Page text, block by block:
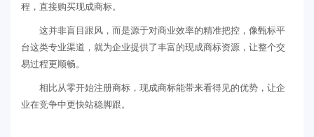
程，直接购买现成商标。
这并非盲目跟风，而是源于对商业效率的精准把控，像甄标平
台这类专业渠道，就为企业提供了丰富的现成商标资源，让整个交
易过程更顺畅。
相比从零开始注册商标，现成商标能带来看得见的优势，让企
业在竞争中更快站稳脚跟。